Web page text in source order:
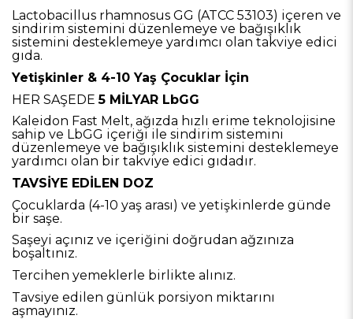
Lactobacillus rhamnosus GG (ATCC 53103) içeren ve
sindirim sistemini düzenlemeye ve bağışıklık
sistemini desteklemeye yardımcı olan takviye edici
gıda.
Yetişkinler & 4-10 Yaş Çocuklar İçin
HER SAŞEDE5 MİLYAR LbGG
Kaleidon Fast Melt, ağızda hızlı erime teknolojisine
sahip ve LbGG içeriği ile sindirim sistemini
düzenlemeye ve bağışıklık sistemini desteklemeye
yardımcı olan bir takviye edici gıdadır.
TAVSİYE EDİLEN DOZ
Çocuklarda (4-10 yaş arası) ve yetişkinlerde günde
bir saşe.
Saşeyi açınız ve içeriğini doğrudan ağzınıza
boşaltınız.
Tercihen yemeklerle birlikte alınız.
Tavsiye edilen günlük porsiyon miktarını
aşmayınız.